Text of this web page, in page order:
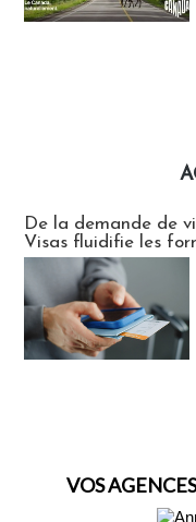
De la demande de
Visas fluidifie les
VOS